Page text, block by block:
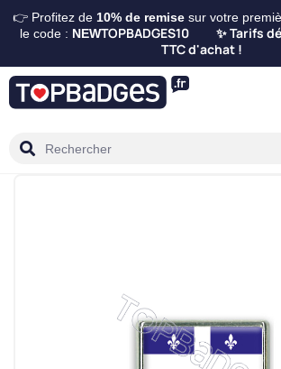
👉 Profitez de 10% de remisesur votre
le code : NEWTOPBADGES10 ✨ Tarifs
TTC d'achat !